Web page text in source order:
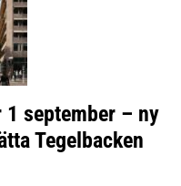
september – ny
Tegelbacken